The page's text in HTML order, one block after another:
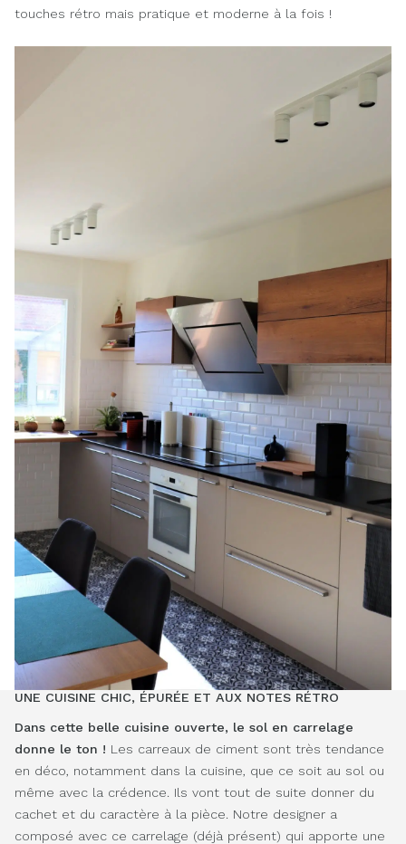
touches rétro mais pratique et moderne à la fois !
UNE CUISINE CHIC, ÉPURÉE ET AUX NOTES RÉTRO
Dans cette belle cuisine ouverte, le sol en carrelage
donne le ton ! Les carreaux de ciment sont très tendance
en déco, notamment dans la cuisine, que ce soit au sol ou
même avec la crédence. Ils vont tout de suite donner du
cachet et du caractère à la pièce. Notre designer a
composé avec ce carrelage (déjà présent) qui apporte une